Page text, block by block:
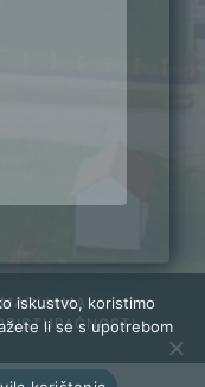
iskustvo, koristimo
li se s upotrebom